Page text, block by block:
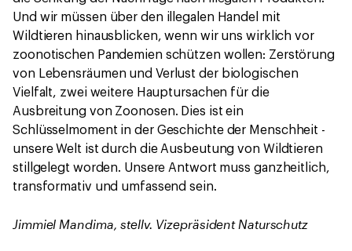
Und wir müssen über den illegalen Handel mit
Wildtieren hinausblicken, wenn wir uns wirklich vor
zoonotischen Pandemien schützen wollen: Zerstörung
von Lebensräumen und Verlust der biologischen
Vielfalt, zwei weitere Hauptursachen für die
Ausbreitung von Zoonosen. Dies ist ein
Schlüsselmoment in der Geschichte der Menschheit -
unsere Welt ist durch die Ausbeutung von Wildtieren
stillgelegt worden. Unsere Antwort muss ganzheitlich,
transformativ und umfassend sein.
Jimmiel Mandima, stellv. Vizepräsident Naturschutz